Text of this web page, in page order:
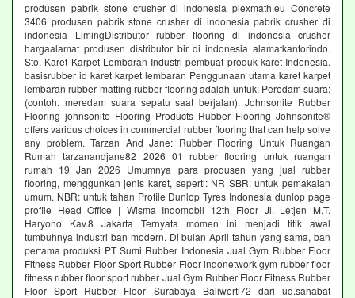
produsen pabrik stone crusher di indonesia plexmath.eu Concrete
3406 produsen pabrik stone crusher di indonesia pabrik crusher di
indonesia LimingDistributor rubber flooring di indonesia crusher
hargaalamat produsen distributor bir di indonesia alamatkantorindo.
Sto. Karet Karpet Lembaran Industri pembuat produk karet Indonesia.
basisrubber id karet karpet lembaran Penggunaan utama karet karpet
lembaran rubber matting rubber flooring adalah untuk: Peredam suara:
(contoh: meredam suara sepatu saat berjalan). Johnsonite Rubber
Flooring johnsonite Flooring Products Rubber Flooring Johnsonite®
offers various choices in commercial rubber flooring that can help solve
any problem. Tarzan And Jane: Rubber Flooring Untuk Ruangan
Rumah tarzanandjane82 2026 01 rubber flooring untuk ruangan
rumah 19 Jan 2026 Umumnya para produsen yang jual rubber
flooring, menggunkan jenis karet, seperti: NR SBR: untuk pemakaian
umum. NBR: untuk tahan Profile Dunlop Tyres Indonesia dunlop page
profile Head Office | Wisma Indomobil 12th Floor Jl. Letjen M.T.
Haryono Kav.8 Jakarta Ternyata momen ini menjadi titik awal
tumbuhnya industri ban modern. Di bulan April tahun yang sama, ban
pertama produksi PT Sumi Rubber Indonesia Jual Gym Rubber Floor
Fitness Rubber Floor Sport Rubber Floor indonetwork gym rubber floor
fitness rubber floor sport rubber Jual Gym Rubber Floor Fitness Rubber
Floor Sport Rubber Floor Surabaya Baliwerti72 dari ud.sahabat